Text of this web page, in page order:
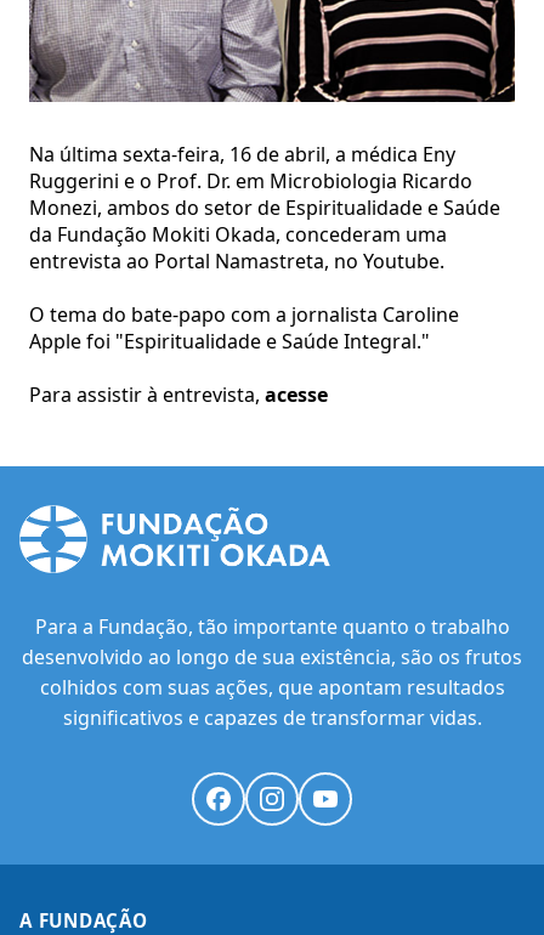
Na última sexta-feira, 16 de abril, a médica Eny
Ruggerini e o Prof. Dr. em Microbiologia Ricardo
Monezi, ambos do setor de Espiritualidade e Saúde
da Fundação Mokiti Okada, concederam uma
entrevista ao Portal Namastreta, no Youtube.
O tema do bate-papo com a jornalista Caroline
Apple foi "Espiritualidade e Saúde Integral."
Para assistir à entrevista, acesse
Para a Fundação, tão importante quanto o trabalho
desenvolvido ao longo de sua existência, são os frutos
colhidos com suas ações, que apontam resultados
significativos e capazes de transformar vidas.
A FUNDAÇÃO